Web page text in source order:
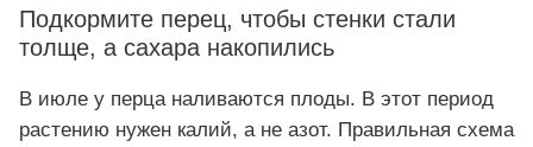
Подкормите перец, чтобы стенки стали
толще, а сахара накопились
В июле у перца наливаются плоды. В этот период
растению нужен калий, а не азот. Правильная схема